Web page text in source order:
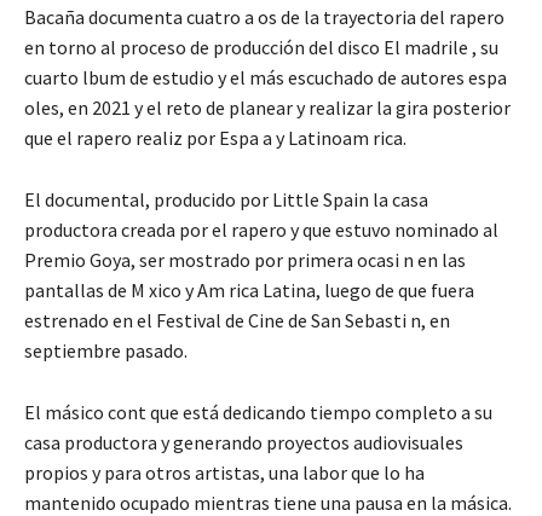
Bacaña documenta cuatro a os de la trayectoria del rapero
en torno al proceso de producción del disco El madrile , su
cuarto lbum de estudio y el más escuchado de autores espa
oles, en 2021 y el reto de planear y realizar la gira posterior
que el rapero realiz por Espa a y Latinoam rica.
El documental, producido por Little Spain la casa
productora creada por el rapero y que estuvo nominado al
Premio Goya, ser mostrado por primera ocasi n en las
pantallas de M xico y Am rica Latina, luego de que fuera
estrenado en el Festival de Cine de San Sebasti n, en
septiembre pasado.
El másico cont que está dedicando tiempo completo a su
casa productora y generando proyectos audiovisuales
propios y para otros artistas, una labor que lo ha
mantenido ocupado mientras tiene una pausa en la másica.